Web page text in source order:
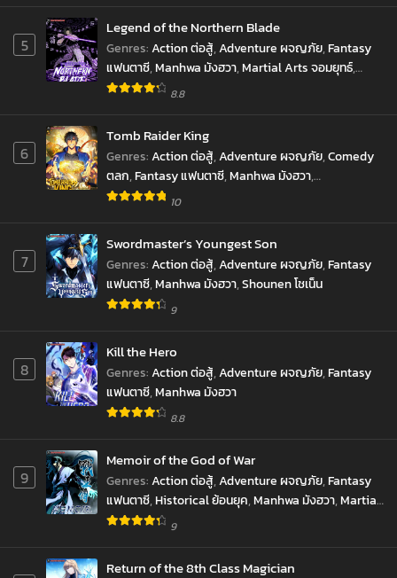
5
Legend of the Northern Blade
Genres:Action ต่อสู้,Adventure ผจญภัย,Fantasy
แฟนตาซี,Manhwa มังฮวา,Martial Arts จอมยุทธ์,
Shounen โชเน็น
8.8
6
Tomb Raider King
Genres:Action ต่อสู้,Adventure ผจญภัย,Comedy
ตลก,Fantasy แฟนตาซี,Manhwa มังฮวา,
Reincarnation เกิดใหม่
10
7
Swordmaster’s Youngest Son
Genres:Action ต่อสู้,Adventure ผจญภัย,Fantasy
แฟนตาซี,Manhwa มังฮวา,Shounen โชเน็น
9
8
Kill the Hero
Genres:Action ต่อสู้,Adventure ผจญภัย,Fantasy
แฟนตาซี,Manhwa มังฮวา
8.8
9
Memoir of the God of War
Genres:Action ต่อสู้,Adventure ผจญภัย,Fantasy
แฟนตาซี,Historical ย้อนยุค,Manhwa มังฮวา,Martial
Arts จอมยุทธ์,
9
Return of the 8th Class Magician